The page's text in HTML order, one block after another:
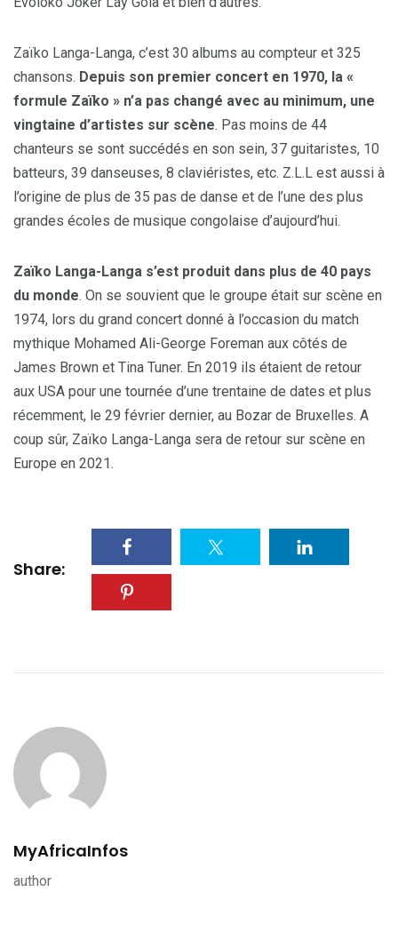
Zaïko Langa-Langa, c’est 30 albums au compteur et 325
chansons. Depuis son premier concert en 1970, la «
formule Zaïko » n’a pas changé avec au minimum, une
vingtaine d’artistes sur scène. Pas moins de 44
chanteurs se sont succédés en son sein, 37 guitaristes, 10
batteurs, 39 danseuses, 8 claviéristes, etc. Z.L.L est aussi à
l’origine de plus de 35 pas de danse et de l’une des plus
grandes écoles de musique congolaise d’aujourd’hui.
Zaïko Langa-Langa s’est produit dans plus de 40 pays
du monde. On se souvient que le groupe était sur scène en
1974, lors du grand concert donné à l’occasion du match
mythique Mohamed Ali-George Foreman aux côtés de
James Brown et Tina Tuner. En 2019 ils étaient de retour
aux USA pour une tournée d’une trentaine de dates et plus
récemment, le 29 février dernier, au Bozar de Bruxelles. A
coup sûr, Zaïko Langa-Langa sera de retour sur scène en
Europe en 2021.
Share:
MyAfricaInfos
author